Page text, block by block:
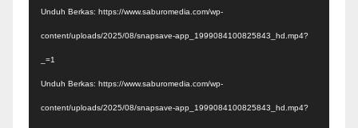
Unduh Berkas: https://www.saburomedia.com/wp-
content/uploads/2025/08/snapsave-app_1999084100825843_hd.mp4?
_=1
Unduh Berkas: https://www.saburomedia.com/wp-
content/uploads/2025/08/snapsave-app_1999084100825843_hd.mp4?